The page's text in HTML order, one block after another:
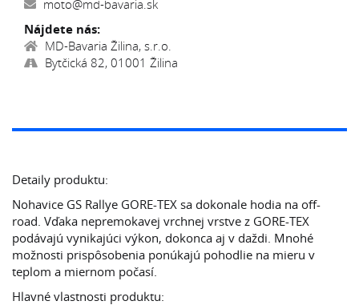
moto@md-bavaria.sk
Nájdete nás:
MD-Bavaria Žilina, s.r.o.
Bytčická 82, 01001 Žilina
Detaily produktu:
Nohavice GS Rallye GORE-TEX sa dokonale hodia na off-
road. Vďaka nepremokavej vrchnej vrstve z GORE-TEX
podávajú vynikajúci výkon, dokonca aj v daždi. Mnohé
možnosti prispôsobenia ponúkajú pohodlie na mieru v
teplom a miernom počasí.
Hlavné vlastnosti produktu: